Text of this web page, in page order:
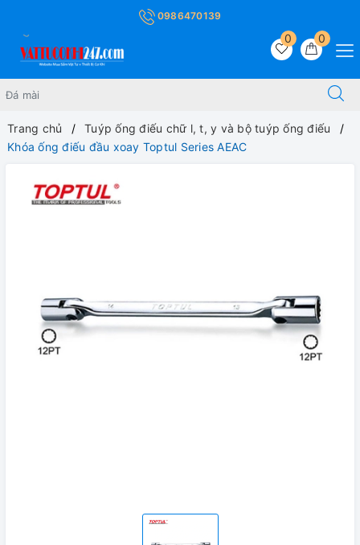
0986470139
0
0
Trang chủ
Tuýp ống điếu chữ l, t, y và bộ tuýp ống điếu
Khóa ống điếu đầu xoay Toptul Series AEAC